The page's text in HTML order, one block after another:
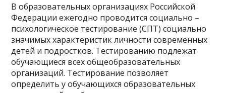
В образовательных организациях Российской
Федерации ежегодно проводится социально –
психологическое тестирование (СПТ) социально
значимых характеристик личности современных
детей и подростков. Тестированию подлежат
обучающиеся всех общеобразовательных
организаций. Тестирование позволяет
определить у обучающихся образовательных